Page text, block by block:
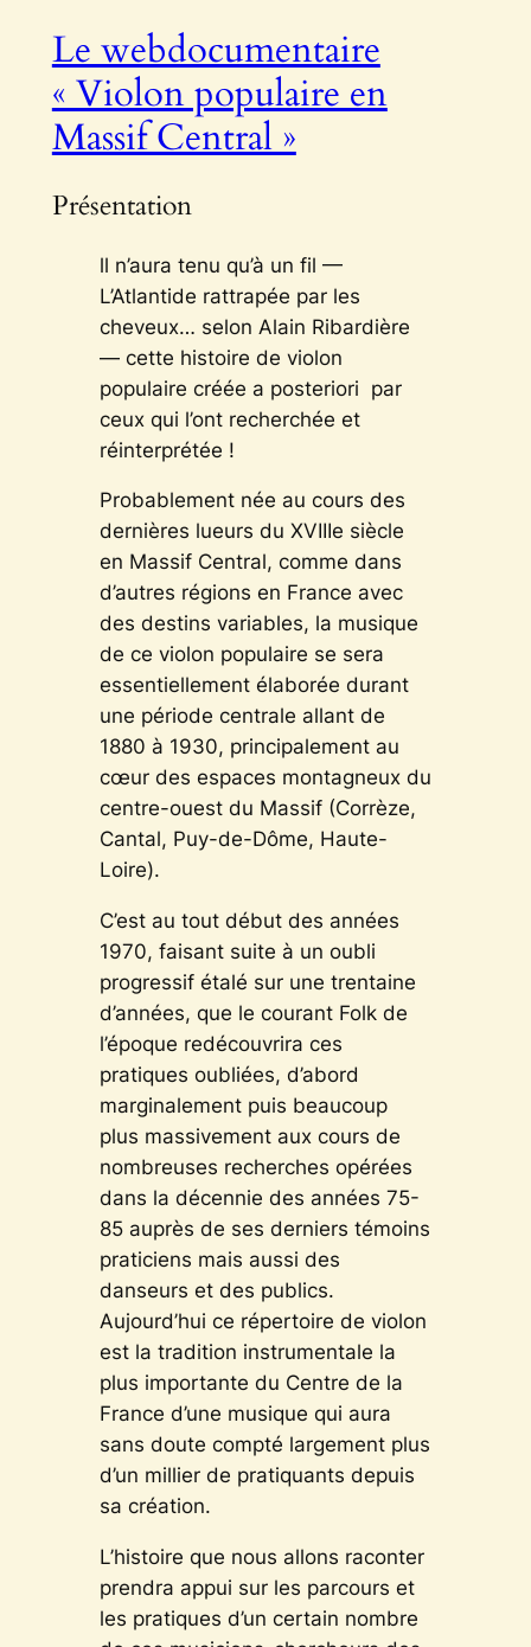
Le webdocumentaire
« Violon populaire en
Massif Central »
Présentation
ll n’aura tenu qu’à un fil —
L’Atlantide rattrapée par les
cheveux… selon Alain Ribardière
— cette histoire de violon
populaire créée a posteriori par
ceux qui l’ont recherchée et
réinterprétée !
Probablement née au cours des
dernières lueurs du XVIIIe siècle
en Massif Central, comme dans
d’autres régions en France avec
des destins variables, la musique
de ce violon populaire se sera
essentiellement élaborée durant
une période centrale allant de
1880 à 1930, principalement au
cœur des espaces montagneux du
centre-ouest du Massif (Corrèze,
Cantal, Puy-de-Dôme, Haute-
Loire).
C’est au tout début des années
1970, faisant suite à un oubli
progressif étalé sur une trentaine
d’années, que le courant Folk de
l’époque redécouvrira ces
pratiques oubliées, d’abord
marginalement puis beaucoup
plus massivement aux cours de
nombreuses recherches opérées
dans la décennie des années 75-
85 auprès de ses derniers témoins
praticiens mais aussi des
danseurs et des publics.
Aujourd’hui ce répertoire de violon
est la tradition instrumentale la
plus importante du Centre de la
France d’une musique qui aura
sans doute compté largement plus
d’un millier de pratiquants depuis
sa création.
L’histoire que nous allons raconter
prendra appui sur les parcours et
les pratiques d’un certain nombre